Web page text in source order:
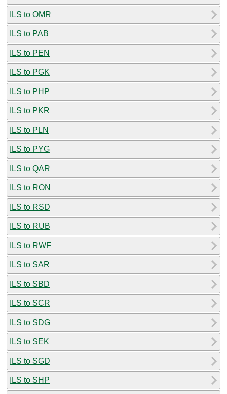
ILS to OMR
ILS to PAB
ILS to PEN
ILS to PGK
ILS to PHP
ILS to PKR
ILS to PLN
ILS to PYG
ILS to QAR
ILS to RON
ILS to RSD
ILS to RUB
ILS to RWF
ILS to SAR
ILS to SBD
ILS to SCR
ILS to SDG
ILS to SEK
ILS to SGD
ILS to SHP